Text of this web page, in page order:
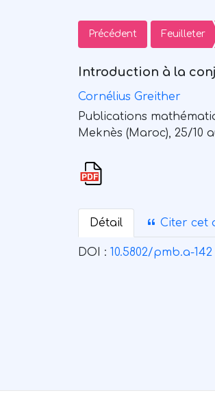
Précédent Feuilleter
Introduction à la
Cornélius Greither
Publications
Meknès (Maroc), 25/10
Détail Citer cet
DOI : 10.5802/pmb.a-142